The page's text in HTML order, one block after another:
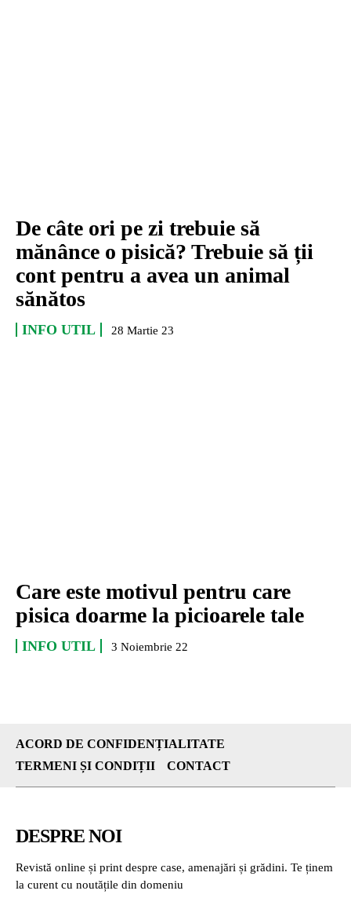
De câte ori pe zi trebuie să
mănânce o pisică? Trebuie să ții
cont pentru a avea un animal
sănătos
INFO UTIL 28 Martie 23
Care este motivul pentru care
pisica doarme la picioarele tale
INFO UTIL 3 Noiembrie 22
ACORD DE CONFIDENȚIALITATE
TERMENI ȘI CONDIȚII
CONTACT
DESPRE NOI
Revistă online și print despre case, amenajări și grădini. Te ținem
la curent cu noutățile din domeniu